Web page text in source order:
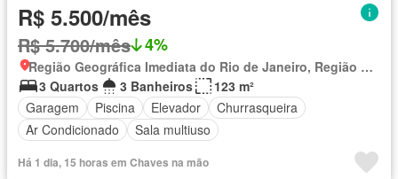
R$ 5.500/mês
R$ 5.700/mês 4%
Região Geográfica Imediata do Rio de Janeiro, Região Metropolitana do Rio de Janeiro
3 Quartos
3 Banheiros
123 m²
Garagem
Piscina Elevador
Churrasqueira
Ar Condicionado
Sala multiuso
Há 1 dia, 15 horas em Chaves na mão